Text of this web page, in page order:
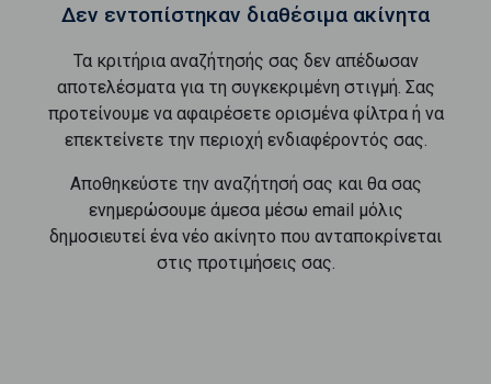
Δεν εντοπίστηκαν διαθέσιμα ακίνητα
Τα κριτήρια αναζήτησής σας δεν απέδωσαν
αποτελέσματα για τη συγκεκριμένη στιγμή. Σας
προτείνουμε να αφαιρέσετε ορισμένα φίλτρα ή να
επεκτείνετε την περιοχή ενδιαφέροντός σας.
Αποθηκεύστε την αναζήτησή σας και θα σας
ενημερώσουμε άμεσα μέσω email μόλις
δημοσιευτεί ένα νέο ακίνητο που ανταποκρίνεται
στις προτιμήσεις σας.